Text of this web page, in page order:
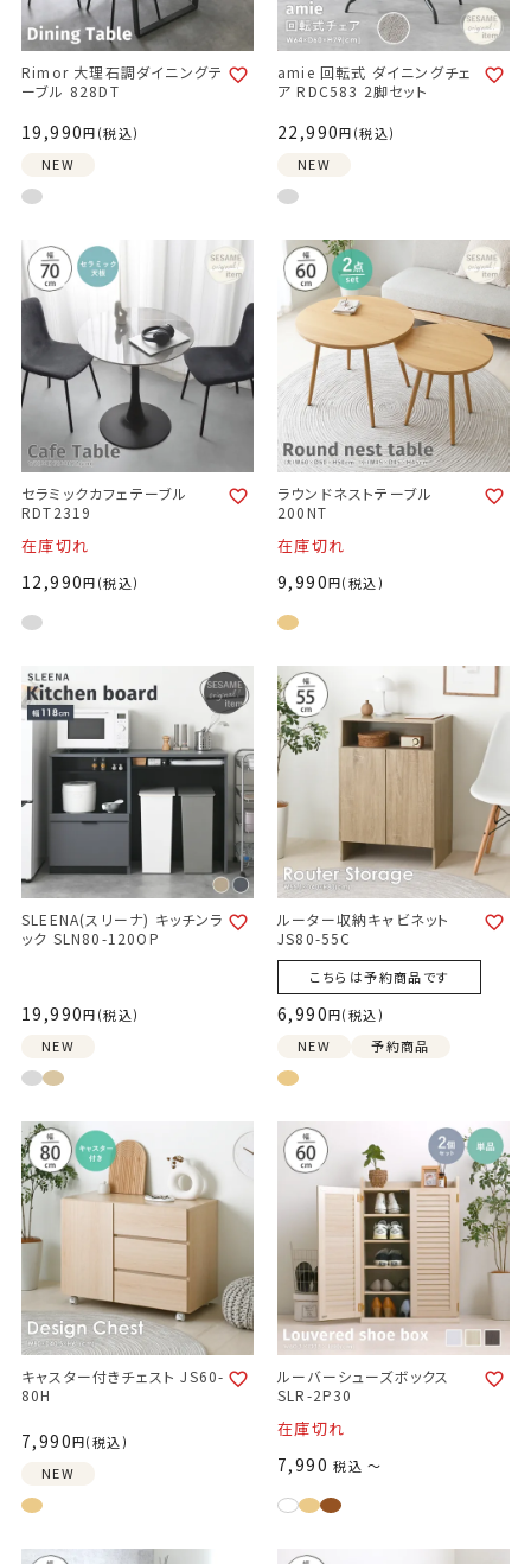
Rimor 大理石調ダイニングテ
ーブル 828DT
19,990
税込
NEW
amie 回転式 ダイニングチェ
ア RDC583 2脚セット
22,990
税込
NEW
セラミックカフェテーブル
RDT2319
在庫切れ
12,990 税込
ラウンドネストテーブル
200NT
在庫切れ
9,990 税込
SLEENA(スリーナ) キッチンラ
ック SLN80-120OP
19,990
税込
NEW
ルーター収納キャビネット
JS80-55C
こちらは予約商品です
6,990
税込
NEW
予約商品
キャスター付きチェスト JS60-
80H
7,990
税込
NEW
ルーバーシューズボックス
SLR-2P30
在庫切れ
7,990 税込 〜